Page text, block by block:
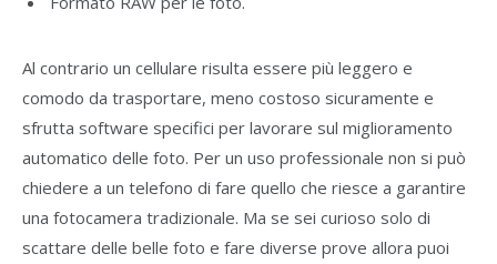
Al contrario un cellulare risulta essere più leggero e
comodo da trasportare, meno costoso sicuramente e
sfrutta software specifici per lavorare sul miglioramento
automatico delle foto. Per un uso professionale non si può
chiedere a un telefono di fare quello che riesce a garantire
una fotocamera tradizionale. Ma se sei curioso solo di
scattare delle belle foto e fare diverse prove allora puoi